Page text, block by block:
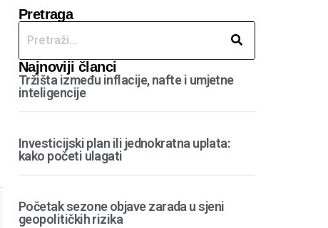
Pretraga
Najnoviji članci
Tržišta između inflacije, nafte i umjetne
inteligencije
Investicijski plan ili jednokratna uplata:
kako početi ulagati
Početak sezone objave zarada u sjeni
geopolitičkih rizika